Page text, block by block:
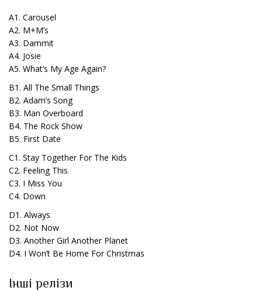
A1. Carousel
A2. M+M’s
A3. Dammit
A4. Josie
A5. What’s My Age Again?
B1. All The Small Things
B2. Adam’s Song
B3. Man Overboard
B4. The Rock Show
B5. First Date
C1. Stay Together For The Kids
C2. Feeling This
C3. I Miss You
C4. Down
D1. Always
D2. Not Now
D3. Another Girl Another Planet
D4. I Won’t Be Home For Christmas
Інші релізи